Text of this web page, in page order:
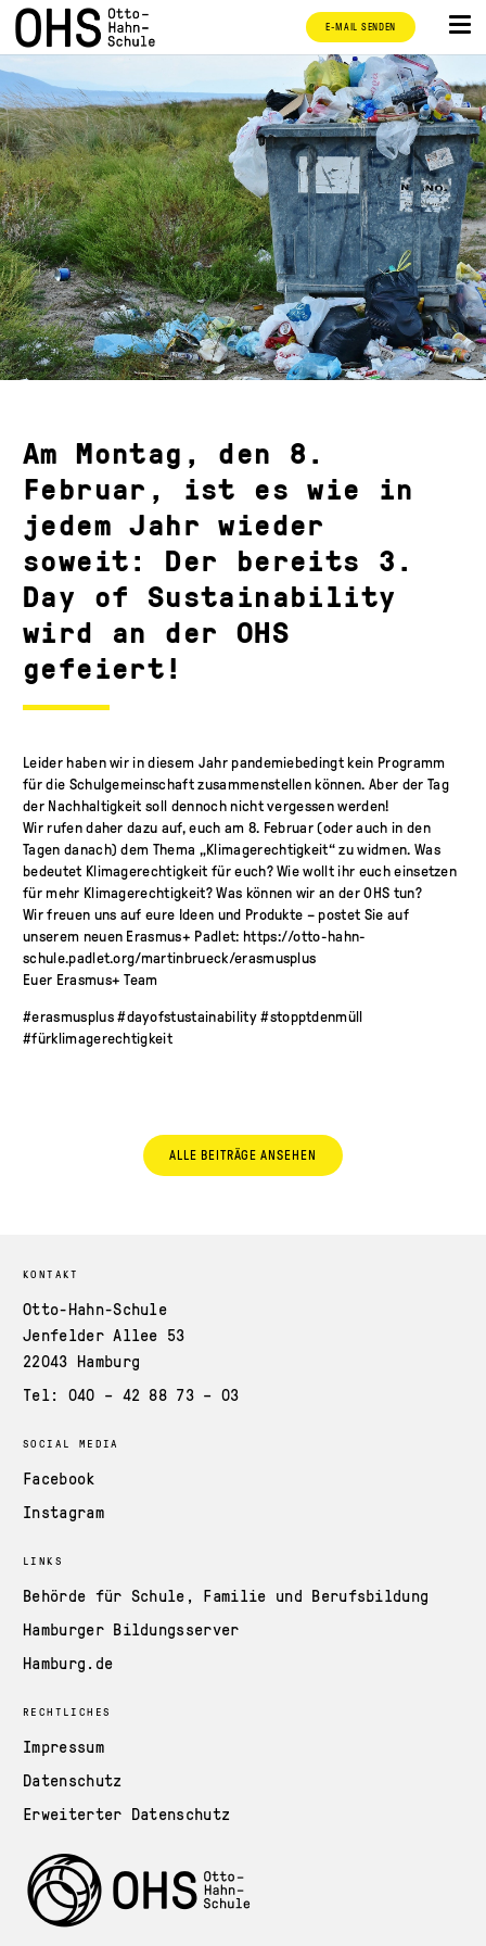
E-MAIL SENDEN
Am Montag, den 8.
Februar, ist es wie in
jedem Jahr wieder
soweit: Der bereits 3.
Day of Sustainability
wird an der OHS
gefeiert!
Leider haben wir in diesem Jahr pandemiebedingt kein Programm
für die Schulgemeinschaft zusammenstellen können. Aber der Tag
der Nachhaltigkeit soll dennoch nicht vergessen werden!
Wir rufen daher dazu auf, euch am 8. Februar (oder auch in den
Tagen danach) dem Thema „Klimagerechtigkeit“ zu widmen. Was
bedeutet Klimagerechtigkeit für euch? Wie woll t ihr euch einsetzen
für mehr Klimagerechtigkeit? Was können wir an der OHS tun?
Wir freuen uns auf eure Ideen und Produkte – postet Sie auf
unserem neuen Erasmus+ Padlet: https://otto-hahn-
schule.padlet.org/martinbrueck/erasmusplus
Euer Erasmus+ Team
#erasmusplus #dayofstustainability #stopptdenmüll
#fürklimagerechtigkeit
ALLE BEITRÄGE ANSEHEN
KONTAKT
Otto-Hahn-Schule
Jenfelder Allee 53
22043 Hamburg
Tel: 040 – 42 88 73 – 03
SOCIAL MEDIA
Facebook
Instagram
LINKS
Behörde für Schule, Familie und Berufsbildung
Hamburger Bildungsserver
Hamburg.de
RECHTLICHES
Impressum
Datenschutz
Erweiterter Datenschutz